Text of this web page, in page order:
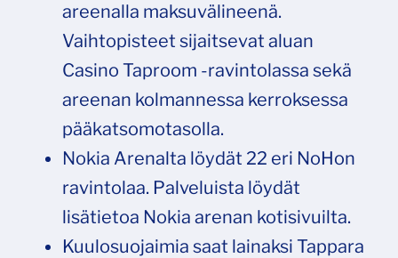
areenalla maksuvälineenä.
Vaihtopisteet sijaitsevat aluan
Casino Taproom -ravintolassa sekä
areenan kolmannessa kerroksessa
pääkatsomotasolla.
Nokia Arenalta löydät 22 eri NoHon
ravintolaa. Palveluista löydät
lisätietoa Nokia arenan kotisivuilta.
Kuulosuojaimia saat lainaksi Tappara